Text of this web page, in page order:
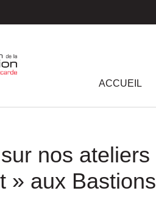
ACCUEIL
nos
» aux Bastions